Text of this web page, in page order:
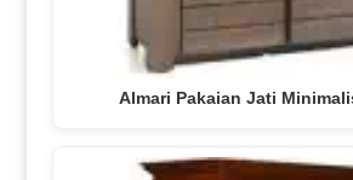
Almari Pakaian Jati